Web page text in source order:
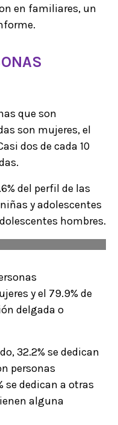
en familiares, un
que son
son mujeres, el
dos de cada 10
del perfil de las
y adolescentes
hombres.
y el 79.9% de
delgada o
32.2% se dedican
personas
se dedican a otras
alguna